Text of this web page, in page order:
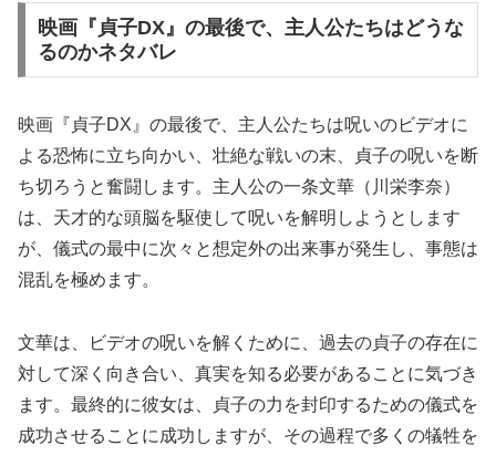
映画『貞子DX』の最後で、主人公たちはどうな
るのかネタバレ
映画『貞子DX』の最後で、主人公たちは呪いのビデオに
よる恐怖に立ち向かい、壮絶な戦いの末、貞子の呪いを断
ち切ろうと奮闘します。主人公の一条文華（川栄李奈）
は、天才的な頭脳を駆使して呪いを解明しようとします
が、儀式の最中に次々と想定外の出来事が発生し、事態は
混乱を極めます。
文華は、ビデオの呪いを解くために、過去の貞子の存在に
対して深く向き合い、真実を知る必要があることに気づき
ます。最終的に彼女は、貞子の力を封印するための儀式を
成功させることに成功しますが、その過程で多くの犠牲を